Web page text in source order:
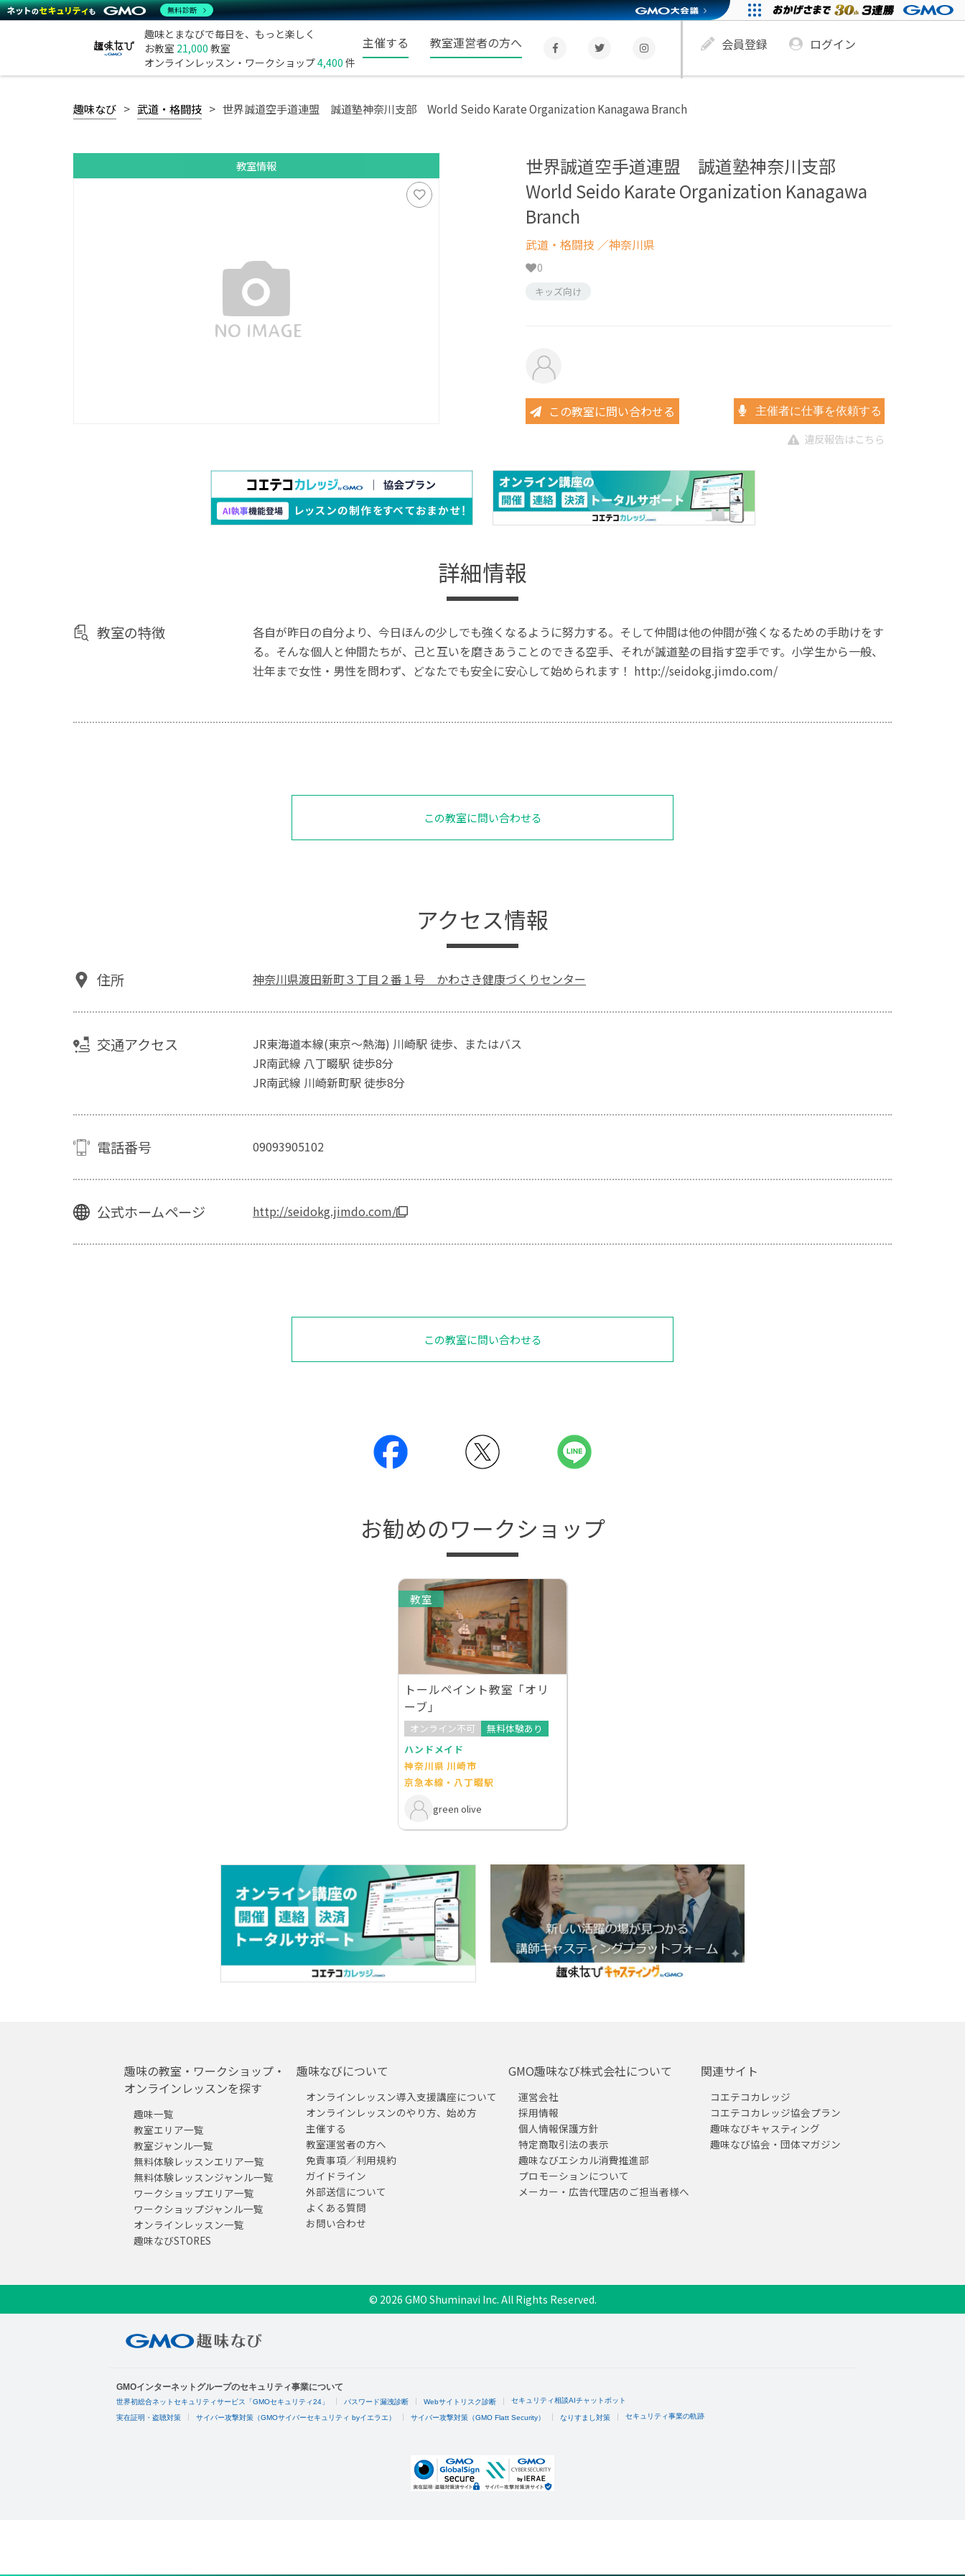
趣味とまなびで毎日を、もっと楽しく
お教室 21,000 教室
オンラインレッスン・ワークショップ4,400 件
主催する 教室運営者の方へ 会員登録 ログイン
趣味なび 武道・格闘技 世界誠道空手道連盟 誠道塾神奈川支部 World Seido Karate Organization Kanagawa Branch
教室情報
世界誠道空手道連盟 誠道塾神奈川支部
World Seido Karate Organization Kanagawa
Branch
武道・格闘技 ／神奈川県
0
キッズ向け
この教室に問い合わせる 主催者に仕事を依頼する
違反報告はこちら
詳細情報
教室の特徴
各自が昨日の自分より、今日ほんの少しでも強くなるように努力する。そして仲間は他の仲間が強くなるための手助けをす
る。そんな個人と仲間たちが、己と互いを磨きあうことのできる空手、それが誠道塾の目指す空手です。小学生から一般、
壮年まで女性・男性を問わず、どなたでも安全に安心して始められます！ http://seidokg.jimdo.com/
この教室に問い合わせる
アクセス情報
住所 神奈川県渡田新町３丁目２番１号 かわさき健康づくりセンター
交通アクセス
JR東海道本線(東京～熱海) 川崎駅 徒歩、またはバス
JR南武線 八丁畷駅 徒歩8分
JR南武線 川崎新町駅 徒歩8分
電話番号 09093905102
公式ホームページ http://seidokg.jimdo.com/
この教室に問い合わせる
お勧めのワークショップ
教室
トールペイント教室「オリ
ーブ」
オンライン不可
無料体験あり
ハンドメイド
神奈川県 川崎市
京急本線・八丁畷駅
green olive
趣味の教室・ワークショップ・
オンラインレッスンを探す
趣味一覧
教室エリア一覧
教室ジャンル一覧
無料体験レッスンエリア一覧
無料体験レッスンジャンル一覧
ワークショップエリア一覧
ワークショップジャンル一覧
オンラインレッスン一覧
趣味なびSTORES
趣味なびについて
オンラインレッスン導入支援講座について
オンラインレッスンのやり方、始め方
主催する
教室運営者の方へ
免責事項／利用規約
ガイドライン
外部送信について
よくある質問
お問い合わせ
GMO趣味なび株式会社について
運営会社
採用情報
個人情報保護方針
特定商取引法の表示
趣味なびエシカル消費推進部
プロモーションについて
メーカー・広告代理店のご担当者様へ
関連サイト
コエテコカレッジ
コエテコカレッジ協会プラン
趣味なびキャスティング
趣味なび協会・団体マガジン
© 2026 GMO Shuminavi Inc. All Rights Reserved.
無料診断